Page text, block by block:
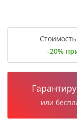
-20%
или